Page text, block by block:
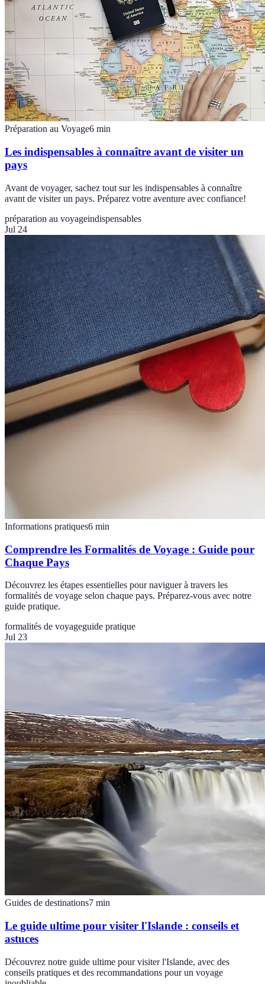
Préparation au Voyage6 min
Les indispensables à connaître avant de visiter un
pays
Avant de voyager, sachez tout sur les indispensables à connaître
avant de visiter un pays. Préparez votre aventure avec confiance!
préparation au voyageindispensables
Jul 24
Informations pratiques6 min
Comprendre les Formalités de Voyage : Guide pour
Chaque Pays
Découvrez les étapes essentielles pour naviguer à travers les
formalités de voyage selon chaque pays. Préparez-vous avec notre
guide pratique.
formalités de voyageguide pratique
Jul 23
Guides de destinations7 min
Le guide ultime pour visiter l'Islande : conseils et
astuces
Découvrez notre guide ultime pour visiter l'Islande, avec des
conseils pratiques et des recommandations pour un voyage